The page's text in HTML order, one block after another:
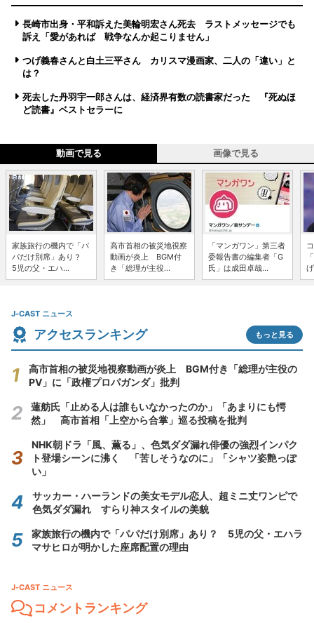
長崎市出身・平和訴えた美輪明宏さん死去 ラストメッセージでも
訴え「愛があれば 戦争なんか起こりません」
つげ義春さんと白土三平さん カリスマ漫画家、二人の「違い」と
は？
死去した丹羽宇一郎さんは、経済界有数の読書家だった 『死ぬほ
ど読書』ベストセラーに
動画で見る 画像で見る
家族旅行の機内で「パ
パだけ別席」あり？
5児の父・エハ...
高市首相の被災地視察
動画が炎上 BGM付
き「総理が主役...
「マンガワン」第三者
委報告書の編集者「G
氏」は成田卓哉...
J-CAST ニュース
アクセスランキング もっと見る
高市首相の被災地視察動画が炎上 BGM付き「総理が主役の
PV」に「政権プロパガンダ」批判
蓮舫氏「止める人は誰もいなかったのか」「あまりにも愕
然」 高市首相「上空から合掌」巡る投稿を批判
NHK朝ドラ「風、薫る」、色気ダダ漏れ俳優の強烈インパク
ト登場シーンに沸く 「苦しそうなのに」「シャツ姿艶っぽ
い」
サッカー・ハーランドの美女モデル恋人、超ミニ丈ワンピで
色気ダダ漏れ すらり神スタイルの美貌
家族旅行の機内で「パパだけ別席」あり？ 5児の父・エハラ
マサヒロが明かした座席配置の理由
J-CAST ニュース
コメントランキング